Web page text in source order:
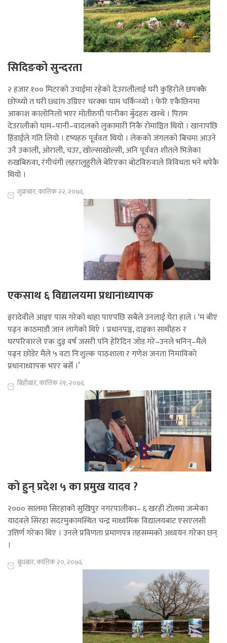
सिदिङको सुन्दरता
२ हजार १०० मिटरको उचाईमा रहेको देउरालीलाई घरी कुहिरोले छपक्कै
छोप्थ्यो त घरी छ्यांग उग्रिएर चरक्क घाम चर्किन्थ्यो । फेरि एकैछिनमा
आकाश कालोनिलो भएर मोतीरुपी पानीका बुँदहरु खस्थे । पितम
देउरालीको घाम–पानी–वादलको लुकामारी निकै रोमाञ्चित थियो । खानापछि
हिंडाईले गति लियो । दृष्यहरु पूर्ववतः थियो । लेकको जंगलको बिचमा आउने
उनै उकाली, ओराली, चउर, खोल्साखोल्सी, अनि पूर्ववत शीतले भिजेका
रुखबिरुवा, रंगीचंगी लहरालुहुरीले बेरिएका बोटविरुवाले विविधता भने थपेकै
थियो ।
शुक्रबार, कात्तिक २२, २०७६
एकसाथ ६ विद्यालयमा प्रधानाध्यापक
इरादेवीले आइए पास गरेको थाहा पाएपछि सबैले उनलाई घेरा हाले । ‘म बीए
पढ्न काठमाडौ जान लागेको थिएँ । प्रधानपञ्च, दाइका साथीहरु र
घरपरिवारले एक दुइ वर्ष जसरी पनि हेरिदिन जोड गरे–उनले भनिन्–मैले
पढ्न छोडेर मैले ५ वटा निःशुल्क पाठशाला र गणेश जनता निमाविको
प्रधानाध्यापक भएर बसेँ ।’
बिहीबार, कात्तिक २१, २०७६
को हुन् प्रदेश ५ का प्रमुख यादव ?
२००० सालमा सिरहाको सुखिपुर नगरपालीका– ६ खरही टोलमा जन्मेका
यादवले सिरहा सदरमुकामस्थित चन्द्र माध्यमिक विद्यालयबाट एसएलसी
उत्तिर्ण गरेका थिए । उनले प्रविणता प्रमाणपत्र तहसम्मको अध्ययन गरेका छन्
।
बुधबार, कात्तिक २०, २०७६